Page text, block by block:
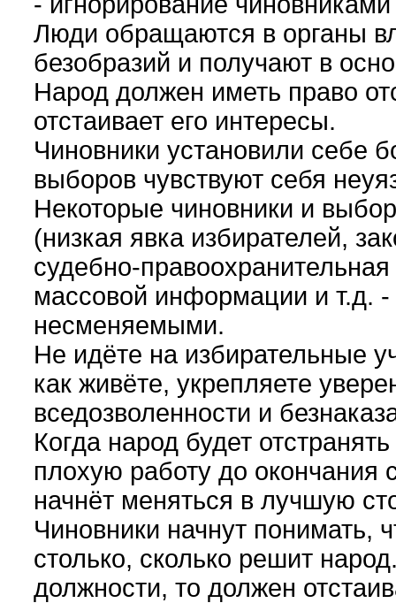
Люди обращаются в органы
безобразий и получают в
Народ должен иметь право
отстаивает его интересы.
Чиновники установили себе
выборов чувствуют себя
Некоторые чиновники и
(низкая явка избирателей,
судебно-
массовой информации и т.д.
несменяемыми.
Не идёте на избирательные
как живёте, укрепляете
вседозволенности и
Когда народ будет
плохую работу до окончания
начнёт меняться в лучшую
Чиновники начнут понимать,
столько, сколько решит
должности, то должен